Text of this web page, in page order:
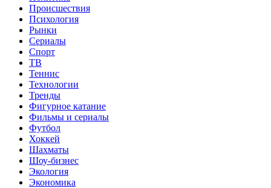
Происшествия
Психология
Рынки
Сериалы
Спорт
ТВ
Теннис
Технологии
Тренды
Фигурное катание
Фильмы и сериалы
Футбол
Хоккей
Шахматы
Шоу-бизнес
Экология
Экономика